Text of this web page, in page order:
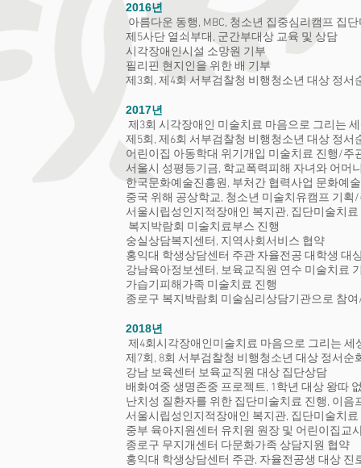
2016년
아름다운 동행, MBC, 청소년 집중심리캠프 집
제5사단 열쇠부대, 군간부대상 교육 및 상담
시각장애인시설 소망원 기부
필리핀 현지인을 위한 배 기부
제3회, 제4회 서부검찰청 비행청소년 대상 정
2017년
제3회 시각장애인 미술치료 마음으로 그리는
제5회, 제6회 서부검찰청 비행청소년 대상 정
어린이집 아동학대 위기개입 미술치료 진행/주
서울시 성평등기금, 학교폭력피해 자녀와 어머
한국문화예술진흥원, 부처간 협력사업 문화예
중국 위해 공상학교, 청소년 미술치유캠프 기획
서울시립성인지적장애인 복지관, 집단미술치
복지박람회 미술치료부스 진행
숭실상담복지센터, 지역사회서비스 협약
홍익대 학생상담센터 주관 자율전공 대학생
강남육아정보센터, 보육교직원 연수 미술치료
가습기피해가족 미술치료 진행
종로구 복지박람회 미술심리상담기관으로 참
2018년
제4회시각장애인미술치료 마음으로 그리는 세
제7회, 8회 서부검찰청 비행청소년 대상 정서
강남 보육센터 보육교직원 대상 집단상담
배화여중 생명존중 프로젝트, 1학년 대상 왕따
난치성 질환자를 위한 집단미술치료 진행, 이음
서울시립성인지적장애인 복지관, 집단미술치
중부 육아지원센터 유치원 원장 및 어린이집교
종로구 무지개센터 다문화가족 상담지원 협약
홍익대 학생상담센터 주관, 자율전공생 대상 진